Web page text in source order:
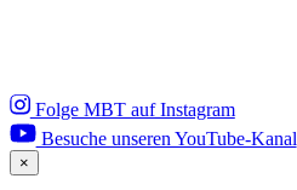
Folge MBT auf Instagram
Besuche unseren YouTube-Kanal
×
Close